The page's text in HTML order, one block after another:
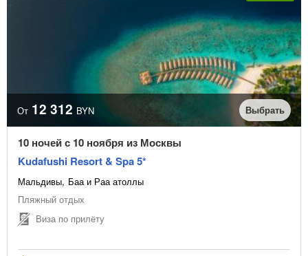
От 12 312 BYN Выбрать
10 ночей с 10 ноября из Москвы
Kudafushi Resort & Spa 5*
Мальдивы Баа и Раа атоллы
Пляжный отдых
Виза по прилёту